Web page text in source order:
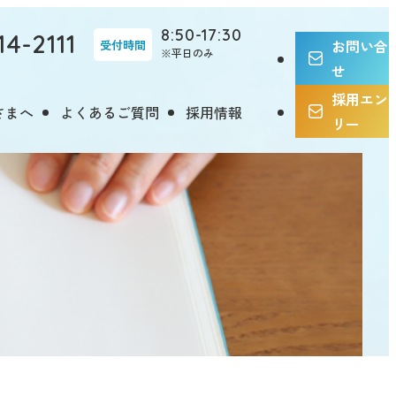
2111 受付時間 8:50-17:30
※平日のみ
まへ よくあるご質問 採用情報
お問い合
せ
採用エン
リー